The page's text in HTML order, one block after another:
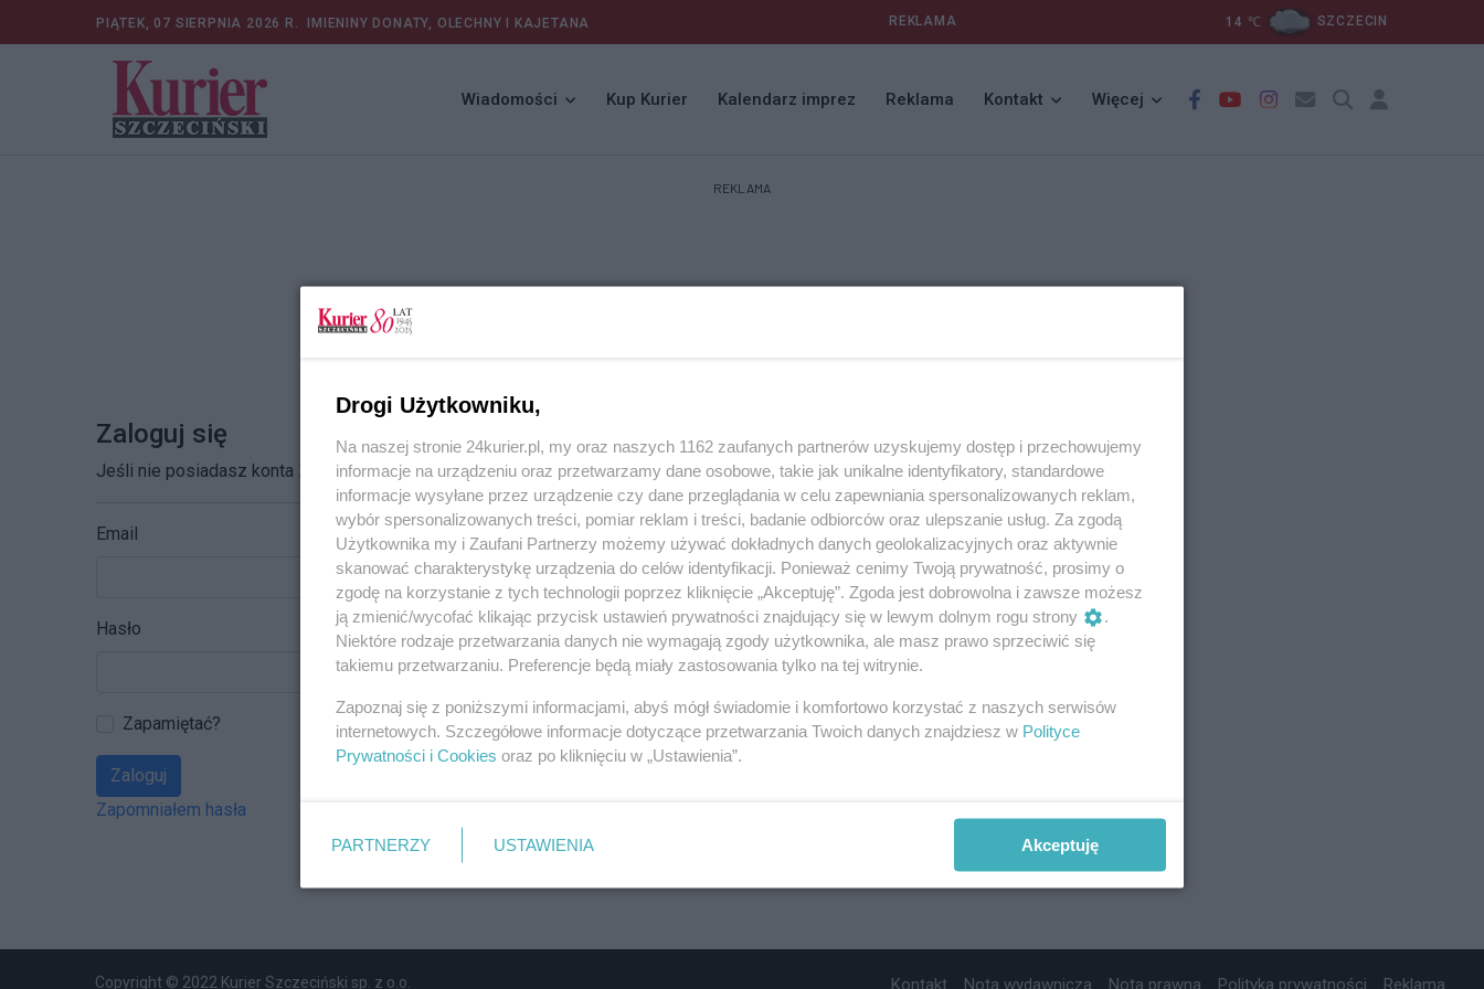
PIĄTEK, 07 SIERPNIA 2026 R. IMIENINY DONATY, OLECHNY I KAJETANA REKLAMA 14 ℃ SZCZECIN
Wiadomości Kup Kurier Kalendarz imprez Reklama Kontakt Więcej
REKLAMA
Zaloguj się
Jeśli nie posiadasz konta Zarejestruj się
Email
Hasło
Zapamiętać?
Zaloguj
Zapomniałem hasła
Copyright © 2022 Kurier Szczeciński sp. z o.o. Kontakt Nota wydawnicza Nota prawna Polityka prywatności Reklama
Drogi Użytkowniku,
Na naszej stronie 24kurier.pl, my oraz naszych 1162 zaufanych partnerów uzyskujemy dostęp i przechowujemy
informacje na urządzeniu oraz przetwarzamy dane osobowe, takie jak unikalne identyfikatory, standardowe
informacje wysyłane przez urządzenie czy dane przeglądania w celu zapewniania spersonalizowanych reklam,
wybór spersonalizowanych treści, pomiar reklam i treści, badanie odbiorców oraz ulepszanie usług. Za zgodą
Użytkownika my i Zaufani Partnerzy możemy używać dokładnych danych geolokalizacyjnych oraz aktywnie
skanować charakterystykę urządzenia do celów identyfikacji. Ponieważ cenimy Twoją prywatność, prosimy o
zgodę na korzystanie z tych technologii poprzez kliknięcie „Akceptuję”. Zgoda jest dobrowolna i zawsze możesz
ją zmienić/wycofać klikając przycisk ustawień prywatności znajdujący się w lewym dolnym rogu strony
.
Niektóre rodzaje przetwarzania danych nie wymagają zgody użytkownika, ale masz prawo sprzeciwić się
takiemu przetwarzaniu. Preferencje będą miały zastosowania tylko na tej witrynie.
Zapoznaj się z poniższymi informacjami, abyś mógł świadomie i komfortowo korzystać z naszych serwisów
internetowych. Szczegółowe informacje dotyczące przetwarzania Twoich danych znajdziesz w Polityce
Prywatności i Cookies oraz po kliknięciu w „Ustawienia”.
PARTNERZY USTAWIENIA Akceptuję